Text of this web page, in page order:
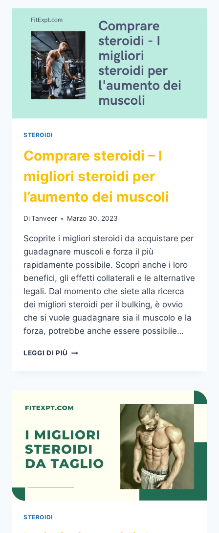
I
PRINCIPIANTI
STEROIDI
Comprare steroidi – I
migliori steroidi per
l’aumento dei muscoli
DiTanveer Marzo 30, 2023
Scoprite i migliori steroidi da acquistare per
guadagnare muscoli e forza il più
rapidamente possibile. Scopri anche i loro
benefici, gli effetti collaterali e le alternative
legali. Dal momento che siete alla ricerca
dei migliori steroidi per il bulking, è ovvio
che si vuole guadagnare sia il muscolo e la
forza, potrebbe anche essere possibile…
LEGGI DI PIÙ COMPRARE
PER
DEI
MUSCOLI
STEROIDI